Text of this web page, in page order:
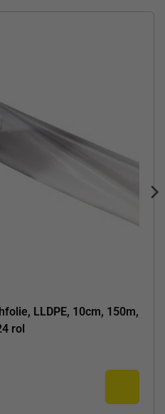
LLDPE, 10cm, 150m,
rol